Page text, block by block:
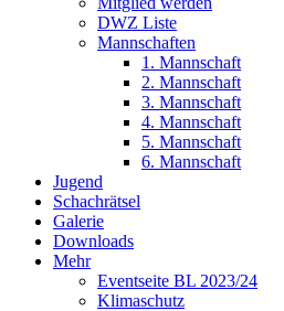
DWZ Liste
Mannschaften
1. Mannschaft
2. Mannschaft
3. Mannschaft
4. Mannschaft
5. Mannschaft
6. Mannschaft
Jugend
Schachrätsel
Galerie
Downloads
Mehr
Eventseite BL 2023/24
Klimaschutz